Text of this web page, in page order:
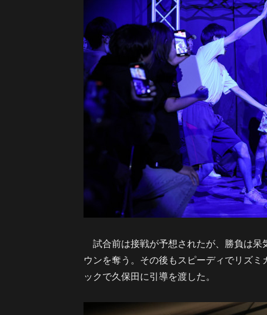
試合前は接戦が予想されたが、勝負は
ウンを奪う。その後もスピーディでリズ
ックで久保田に引導を渡した。